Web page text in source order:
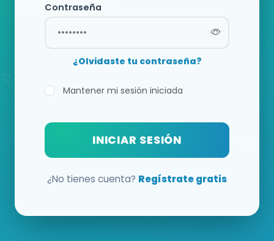
Contraseña
¿Olvidaste tu contraseña?
Mantener mi sesión iniciada
INICIAR SESIÓN
¿No tienes cuenta? Regístrate gratis